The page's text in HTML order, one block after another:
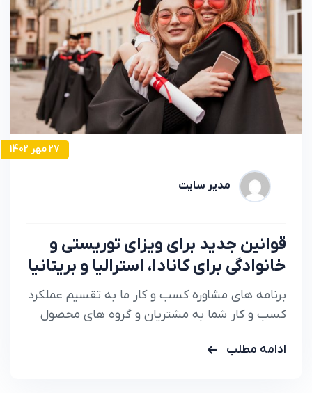
27 مهر 1402
مدیر سایت
قوانین جدید برای ویزای توریستی و
خانوادگی برای کانادا، استرالیا و بریتانیا
برنامه های مشاوره کسب و کار ما به تقسیم عملکرد
کسب و کار شما به مشتریان و گروه های محصول
ادامه مطلب